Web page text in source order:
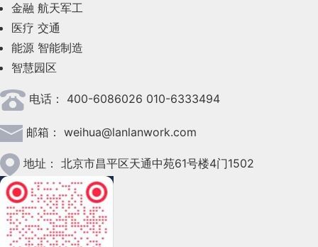
2023年6月(58)
2023年5月(28)
2023年4月(47)
2023年3月(37)
2023年2月(90)
2023年1月(78)
2022年12月(45)
2022年11月(69)
金融 航天军工
医疗 交通
能源 智能制造
智慧园区
电话： 400-6086026 010-6333494
邮箱： weihua@lanlanwork.com
地址： 北京市昌平区天通中苑61号楼4门1502